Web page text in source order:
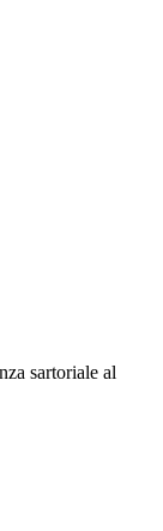
sartoriale al